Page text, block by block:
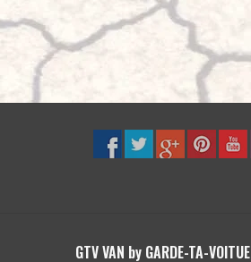
GTV VAN by GARDE-TA-VOITUE